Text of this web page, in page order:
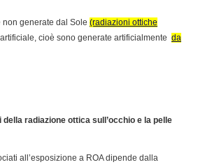
generate dal Sole (radiazioni ottiche
cioè sono generate artificialmente da
radiazione ottica sull’occhio e la pelle
all’esposizione a ROA dipende dalla